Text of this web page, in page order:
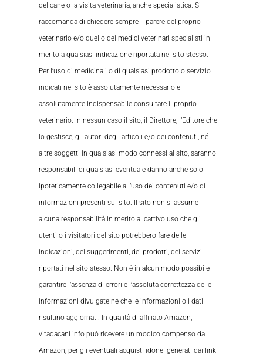
del cane o la visita veterinaria, anche specialistica. Si
raccomanda di chiedere sempre il parere del proprio
veterinario e/o quello dei medici veterinari specialisti in
merito a qualsiasi indicazione riportata nel sito stesso.
Per l’uso di medicinali o di qualsiasi prodotto o servizio
indicati nel sito è assolutamente necessario e
assolutamente indispensabile consultare il proprio
veterinario. In nessun caso il sito, il Direttore, l’Editore che
lo gestisce, gli autori degli articoli e/o dei contenuti, né
altre soggetti in qualsiasi modo connessi al sito, saranno
responsabili di qualsiasi eventuale danno anche solo
ipoteticamente collegabile all’uso dei contenuti e/o di
informazioni presenti sul sito. Il sito non si assume
alcuna responsabilità in merito al cattivo uso che gli
utenti o i visitatori del sito potrebbero fare delle
indicazioni, dei suggerimenti, dei prodotti, dei servizi
riportati nel sito stesso. Non è in alcun modo possibile
garantire l’assenza di errori e l’assoluta correttezza delle
informazioni divulgate né che le informazioni o i dati
risultino aggiornati. In qualità di affiliato Amazon,
vitadacani.info può ricevere un modico compenso da
Amazon, per gli eventuali acquisti idonei generati dai link